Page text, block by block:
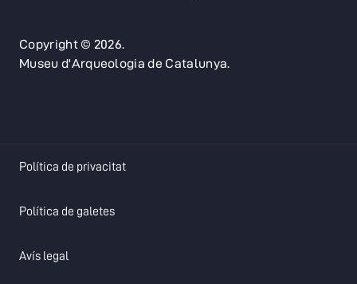
Copyright © 2026.
Museu d'Arqueologia de Catalunya.
Política de privacitatopens in a new tab
Política de galetesopens in a new tab
Avís legal